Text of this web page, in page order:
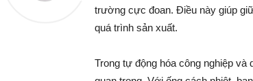
trường cực đoan. Điều này giúp
quá trình sản xuất.
Trong tự động hóa công nghiệp